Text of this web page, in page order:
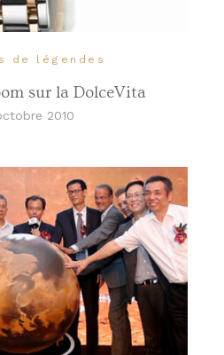
de légendes
sur la DolceVita
2010